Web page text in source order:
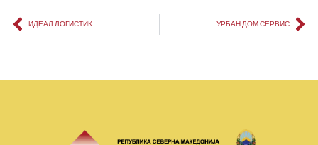
ИДЕАЛ ЛОГИСТИК УРБАН ДОМ СЕРВИС